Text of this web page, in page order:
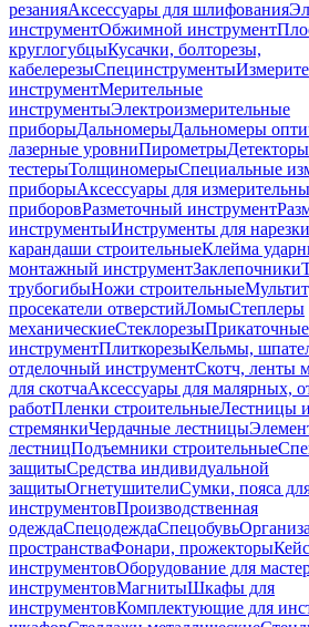
резанияАксессуары для шлифования
инструментОбжимной инструмент
круглогубцыКусачки, болторезы,
кабелерезыСпецинструменты
инструментМерительные
инструментыЭлектроизмерительные
приборыДальномерыДальномеры
лазерные уровниПирометры
тестерыТолщиномерыСпециальные
приборыАксессуары для
приборовРазметочный инструмент
инструментыИнструменты для
карандаши строительныеКлейма
монтажный инструментЗаклепочники
трубогибыНожи строительные
просекатели отверстийЛомыСтеплеры
механическиеСтеклорезы
инструментПлиткорезыКельмы,
отделочный инструментСкотч, ленты
для скотчаАксессуары для малярных,
работПленки строительныеЛестницы
стремянкиЧердачные лестницы
лестницПодъемники строительные
защитыСредства индивидуальной
защитыОгнетушителиСумки, пояса
инструментовПроизводственная
одеждаСпецодеждаСпецобувь
пространстваФонари, прожекторы
инструментовОборудование для
инструментовМагнитыШкафы для
инструментовКомплектующие для